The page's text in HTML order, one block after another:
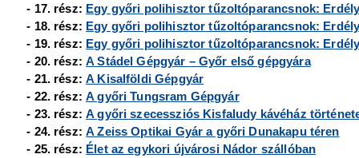
- 17. rész: Egy győri polihisztor tűzoltóparancsnok: Erdély
- 18. rész: Egy győri polihisztor tűzoltóparancsnok: Erdély
- 19. rész: Egy győri polihisztor tűzoltóparancsnok: Erdély
- 20. rész:A Stádel Gépgyár – Győr első gépgyára
- 21. rész:A Kisalföldi Gépgyár
- 22. rész:A győri Tungsram Gépgyár
- 23. rész:A győri szecessziós Kisfaludy kávéház
- 24. rész:A Zeiss Optikai Gyár a győri Dunakapu téren
- 25. rész: Élet az egykori újvárosi Nádor szállóban